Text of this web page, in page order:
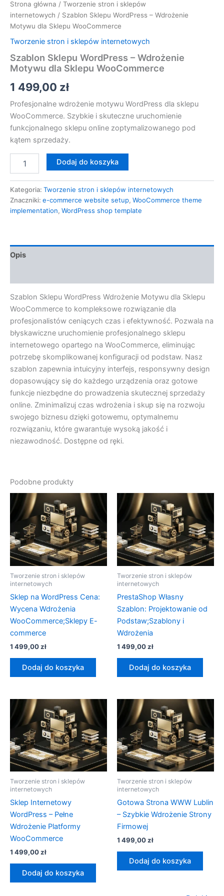
Strona główna / Tworzenie stron i sklepów
internetowych / Szablon Sklepu WordPress – Wdrożenie
Motywu dla Sklepu WooCommerce
Tworzenie stron i sklepów internetowych
Szablon Sklepu WordPress – Wdrożenie
Motywu dla Sklepu WooCommerce
1 499,00 zł
Profesjonalne wdrożenie motywu WordPress dla sklepu
WooCommerce. Szybkie i skuteczne uruchomienie
funkcjonalnego sklepu online zoptymalizowanego pod
kątem sprzedaży.
Dodaj do koszyka
Kategoria: Tworzenie stron i sklepów internetowych
Znaczniki: e-commerce website setup, WooCommerce theme
implementation, WordPress shop template
Opis
Szablon Sklepu WordPress Wdrożenie Motywu dla Sklepu
WooCommerce to kompleksowe rozwiązanie dla
profesjonalistów ceniących czas i efektywność. Pozwala na
błyskawiczne uruchomienie profesjonalnego sklepu
internetowego opartego na WooCommerce, eliminując
potrzebę skomplikowanej konfiguracji od podstaw. Nasz
szablon zapewnia intuicyjny interfejs, responsywny design
dopasowujący się do każdego urządzenia oraz gotowe
funkcje niezbędne do prowadzenia skutecznej sprzedaży
online. Zminimalizuj czas wdrożenia i skup się na rozwoju
swojego biznesu dzięki gotowemu, optymalnemu
rozwiązaniu, które gwarantuje wysoką jakość i
niezawodność. Dostępne od ręki.
Podobne produkty
Tworzenie stron i sklepów
internetowych
Sklep na WordPress Cena:
Wycena Wdrożenia
WooCommerce;Sklepy E-
commerce
1 499,00zł
Dodaj do koszyka
Tworzenie stron i sklepów
internetowych
PrestaShop Własny
Szablon: Projektowanie od
Podstaw;Szablony i
Wdrożenia
1 499,00zł
Dodaj do koszyka
Tworzenie stron i sklepów
internetowych
Sklep Internetowy
WordPress – Pełne
Wdrożenie Platformy
WooCommerce
1 499,00zł
Dodaj do koszyka
Tworzenie stron i sklepów
internetowych
Gotowa Strona WWW Lublin
– Szybkie Wdrożenie Strony
Firmowej
1 499,00zł
Dodaj do koszyka